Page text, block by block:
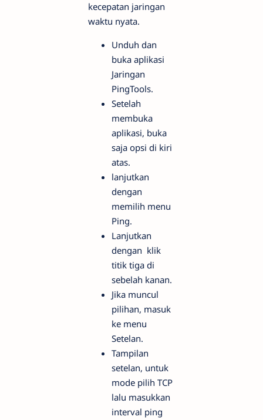
kecepatan jaringan
waktu nyata.
Unduh dan
buka aplikasi
Jaringan
PingTools.
Setelah
membuka
aplikasi, buka
saja opsi di kiri
atas.
lanjutkan
dengan
memilih menu
Ping.
Lanjutkan
dengan klik
titik tiga di
sebelah kanan.
Jika muncul
pilihan, masuk
ke menu
Setelan.
Tampilan
setelan, untuk
mode pilih TCP
lalu masukkan
interval ping